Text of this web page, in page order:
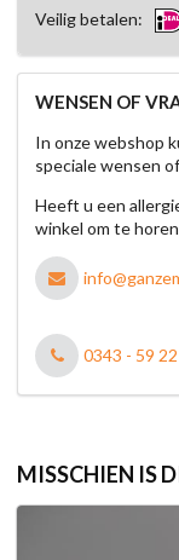
Veilig betalen:
WENSEN OF
In onze webshop
speciale wensen
Heeft u een
winkel om te
0343 - 59
MISSCHIEN IS